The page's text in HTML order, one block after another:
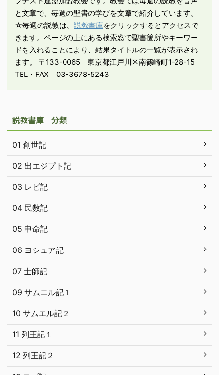
派の人々の耳に入った。
イエスはそれを知ると、
（バプテスマを ...
と文章で、毎週の聖書の学びを文章で紹介しています。
☆毎週の説教は、 説教書庫をクリックするとアクセスで
きます。ページの上にある検索窓で聖書箇所やキーワー
ドを入れることにより、結果タイトルの一覧が表示され
ます。 〒133-0065 東京都江戸川区南篠崎町1-28-15
TEL・FAX 03-3678-5243
説教書庫 分類
01 創世記
02 出エジプト記
03 レビ記
04 民数記
05 申命記
06 ヨシュア記
07 士師記
09 サムエル記１
10 サムエル記２
11 列王記１
12 列王記２